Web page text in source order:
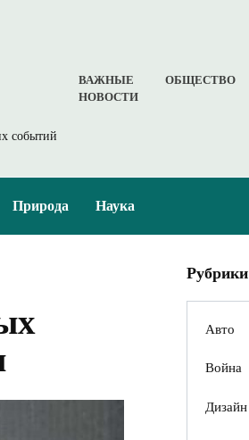
событий
ВАЖНЫЕ
НОВОСТИ
ОБЩЕСТВО
Природа Наука
Рубрики
Авто
Война
Дизайн